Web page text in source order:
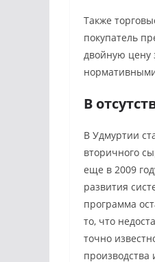
Также
покупатель
двойную цену
В
В Удмуртии
вторичного
еще в 2009
развития
программа
то, что
точно
производства